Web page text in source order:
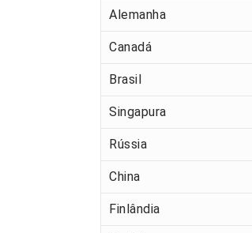
Alemanha
Canadá
Brasil
Singapura
Rússia
China
Finlândia